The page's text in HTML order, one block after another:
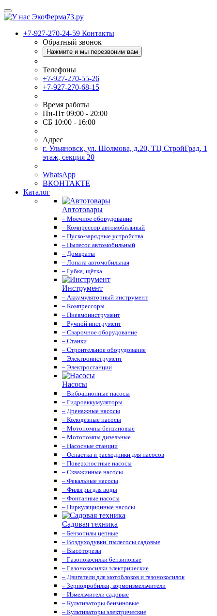
+7-927-270-24-59 Контакты
Обратный звонок
Нажмите и мы перезвоним вам
Телефоны
+7-927-270-55-26
+7-927-270-68-15
Время работы
Пн-Пт 09:00 - 20:00
СБ 10:00 - 16:00
Адрес
г. Ульяновск, ул. Шолмова, д.20, ТЦ СтройГрад, 1
этаж, секция 20
WhatsApp
ВКОНТАКТЕ
Каталог
Автотовары
– Моечное оборудование
– Компрессор автомобильный
– Пуско-зарядные устройства
– Пылесос автомобильный
– Домкраты
– Лопата автомобильная
– Губка, щётка
Инструмент
– Аккумуляторный инструмент
– Компрессоры
– Пневмоинструмент
– Ручной инструмент
– Сварочное оборудование
– Станки
– Строительное оборудование
– Электроинструмент
– Электростанции
Насосы
– Вибрационные насосы
– Гидроаккумуляторы
– Дренажные насосы
– Колодезные насосы
– Мотопомпы бензиновые
– Мотопомпы дизельные
– Насосные станции
– Оснастка и расходники для насосов
– Поверхностные насосы
– Скважинные насосы
– Фекальные насосы
– Фильтры для воды
– Фонтанные насосы
– Циркуляционные насосы
Садовая техника
– Бензопилы цепные
– Воздуходувки, пылесосы садовые
– Высоторезы
– Газонокосилки бензиновые
– Газонокосилки электрические
– Двигатели для мотоблоков и газонокосилок
– Зернодробилки, кормоизмельчители
– Измельчители садовые
– Культиваторы бензиновые
– Культиваторы электрические